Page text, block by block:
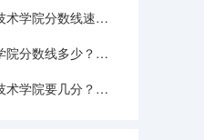
2026报考江西制造职业技术学院分数线速查｜生活成本与FAQ解答
2026报考衡水职业技术学院分数线多少？附报到流程与生活指南
2026报考辽宁石化职业技术学院要几分？分数线与生活成本详解